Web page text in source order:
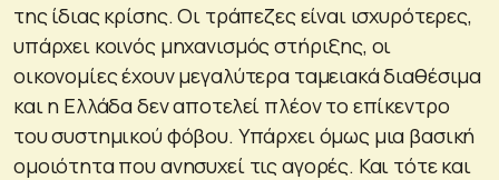
της ίδιας κρίσης. Οι τράπεζες είναι ισχυρότερες,
υπάρχει κοινός μηχανισμός στήριξης, οι
οικονομίες έχουν μεγαλύτερα ταμειακά διαθέσιμα
και η Ελλάδα δεν αποτελεί πλέον το επίκεντρο
του συστημικού φόβου. Υπάρχει όμως μια βασική
ομοιότητα που ανησυχεί τις αγορές. Και τότε και